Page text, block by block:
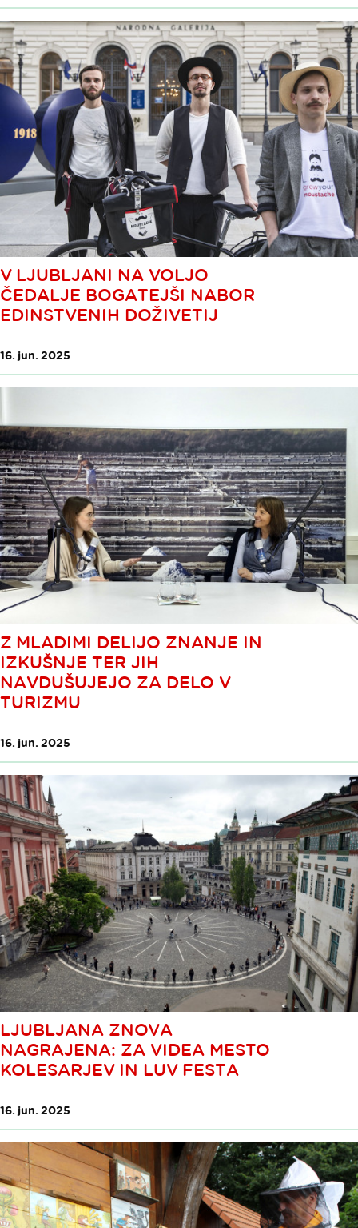
V LJUBLJANI NA VOLJO
ČEDALJE BOGATEJŠI NABOR
EDINSTVENIH DOŽIVETIJ
16. jun. 2025
Z MLADIMI DELIJO ZNANJE IN
IZKUŠNJE TER JIH
NAVDUŠUJEJO ZA DELO V
TURIZMU
16. jun. 2025
LJUBLJANA ZNOVA
NAGRAJENA: ZA VIDEA MESTO
KOLESARJEV IN LUV FESTA
16. jun. 2025